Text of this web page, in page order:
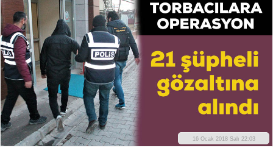
16 Ocak 2018 Salı 22:03